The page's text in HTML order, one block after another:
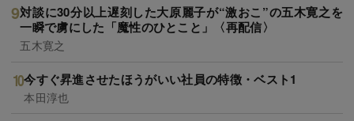
対談に30分以上遅刻した大原麗子が“激おこ”の五木寛之を
一瞬で虜にした「魔性のひとこと」〈再配信〉
五木寛之
今すぐ昇進させたほうがいい社員の特徴・ベスト1
本田淳也